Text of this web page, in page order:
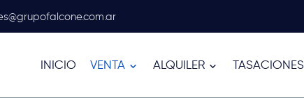
INICIO VENTA ALQUILER TASACIONES